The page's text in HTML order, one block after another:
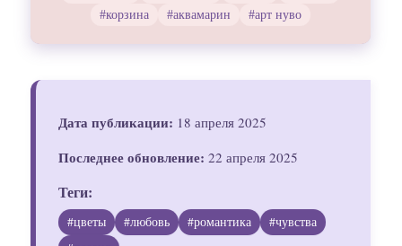
#корзина
#аквамарин #арт нуво
Дата публикации: 18 апреля 2025
Последнее обновление: 22 апреля 2025
Теги:
#цветы #любовь #романтика
#чувства